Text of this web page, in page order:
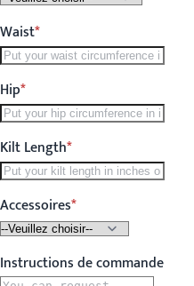
Waist
Hip
Kilt Length
Accessoires
Instructions de commande